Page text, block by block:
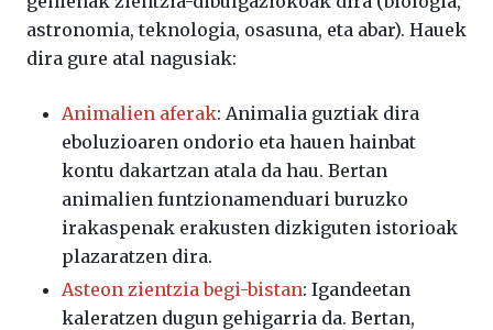
astronomia, teknologia, osasuna, eta abar). Hauek
dira gure atal nagusiak:
Animalien aferak: Animalia guztiak dira
eboluzioaren ondorio eta hauen hainbat
kontu dakartzan atala da hau. Bertan
animalien funtzionamenduari buruzko
irakaspenak erakusten dizkiguten istorioak
plazaratzen dira.
Asteon zientzia begi-bistan: Igandeetan
kaleratzen dugun gehigarria da. Bertan,